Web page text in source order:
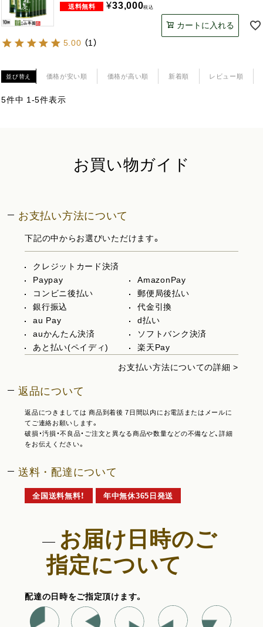
¥33,000税込
カートに入れる
5.00 （1）
並び替え 価格が安い順 価格が高い順 新着順 レビュー順
5件中 1-5件表示
お買い物ガイド
お支払い方法について
下記の中からお選びいただけます。
クレジットカード決済
Paypay
AmazonPay
コンビニ後払い
郵便局後払い
銀行振込
代金引換
au Pay
d払い
auかんたん決済
ソフトバンク決済
あと払い(ペイディ)
楽天Pay
お支払い方法についての詳細 >
返品について
返品につきましては 商品到着後 7日間以内にお電話またはメールに
てご連絡お願いします。
破損・汚損・不良品・ご注文と異なる商品や数量などの不備など、詳細
をお伝えください。
送料・配達について
全国送料無料！ 年中無休365日発送
お届け日時のご
指定について
配達の日時をご指定頂けます。